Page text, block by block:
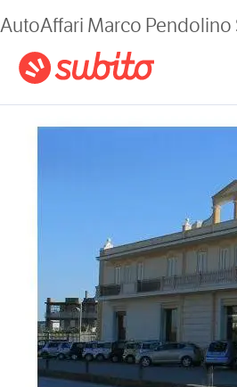
Magazine
AutoAffari Marco Pendolino